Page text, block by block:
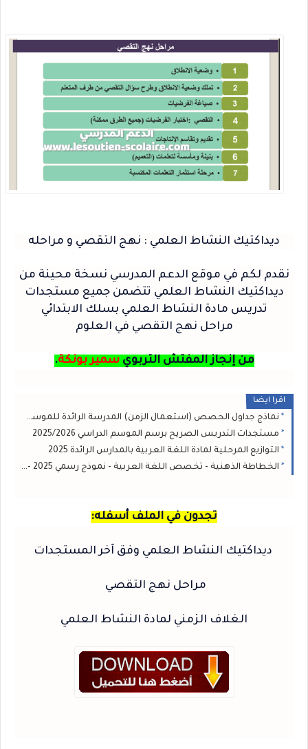
ديداكتيك النشاط العلمي : نهج التقصي و مراحله
نقدم لكم في موقع الدعم المدرسي نسخة محينة من
ديداكتيك النشاط العلمي تتضمن جميع مستجدات
تدريس مادة النشاط العلمي بسلك الابتدائي
مراحل نهج التقصي في العلوم
من إنجاز المفتش التربوي سمير بونكة.
اقرا ايضا
نماذج جداول الحصص (استعمال الزمن) المدرسة الرائدة للموسم 2025/2026
مستجدات التدريس الصريح برسم الموسم الدراسي 2025/2026
التوازيع المرحلية لمادة اللغة العربية بالمدارس الرائدة 2025
الخطاطة الذهنية - تخصص اللغة العربية - نموذج رسمي 2025 - 2026
تجدون في الملف أسفله:
ديداكتيك النشاط العلمي وفق آخر المستجدات
مراحل نهج التقصي
الغلاف الزمني لمادة النشاط العلمي